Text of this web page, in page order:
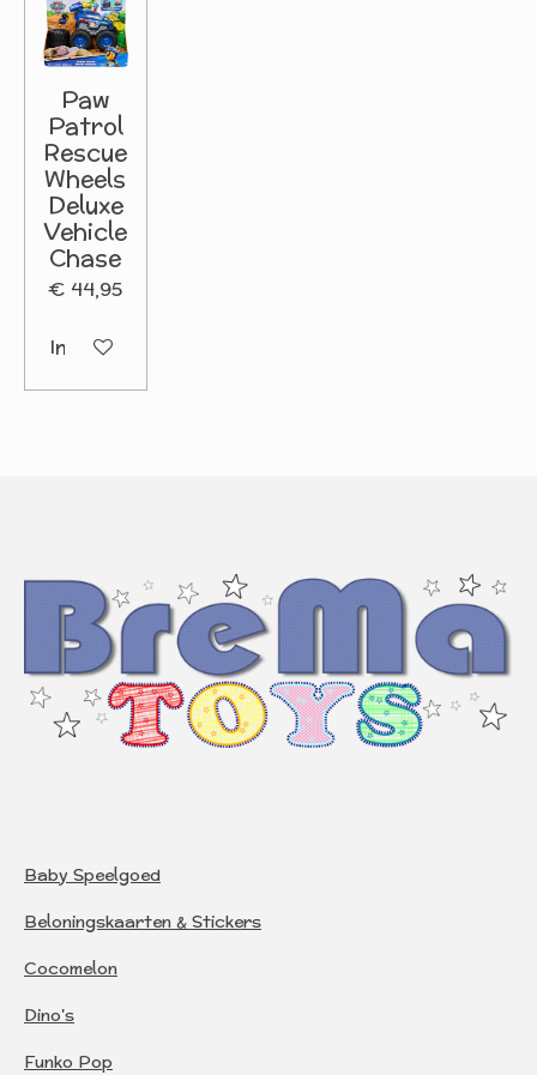
Paw
Patrol
Rescue
Wheels
Deluxe
Vehicle
Chase
€ 44,95
In winkelwagen
Baby Speelgoed
Beloningskaarten & Stickers
Cocomelon
Dino's
Funko Pop